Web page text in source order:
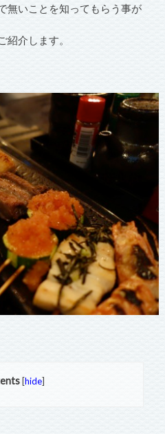
無いことを知ってもらう事が
紹介します。
[hide]